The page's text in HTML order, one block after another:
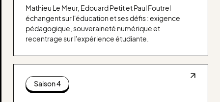
Mathieu Le Meur, Edouard Petit et Paul Foutrel
échangent sur l'éducation et ses défis : exigence
pédagogique, souveraineté numérique et
recentrage sur l'expérience étudiante.
Saison 4